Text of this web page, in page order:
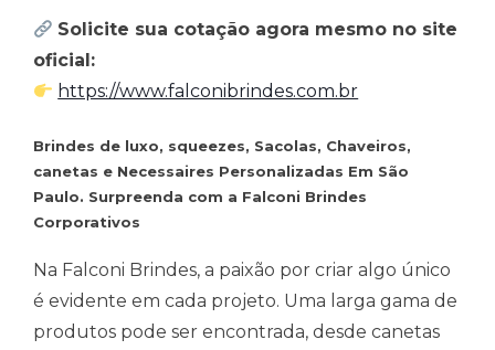
Solicite sua cotação agora mesmo no site
oficial:
https://www.falconibrindes.com.br
Brindes de luxo, squeezes, Sacolas, Chaveiros,
canetas e Necessaires Personalizadas Em São
Paulo. Surpreenda com a Falconi Brindes
Corporativos
Na Falconi Brindes, a paixão por criar algo único
é evidente em cada projeto. Uma larga gama de
produtos pode ser encontrada, desde canetas